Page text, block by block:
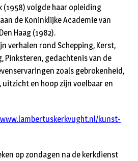
(1958) volgde haar opleiding
de Koninklijke Academie van
Haag (1982).
verhalen rond Schepping, Kerst,
Pinksteren, gedachtenis van de
zoals gebrokenheid,
en hoop zijn voelbaar en
www.lambertuskerkvught.nl/kunst-
op zondagen na de kerkdienst